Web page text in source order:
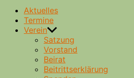
Aktuelles
Termine
Verein
Satzung
Vorstand
Beirat
Beitrittserklärung